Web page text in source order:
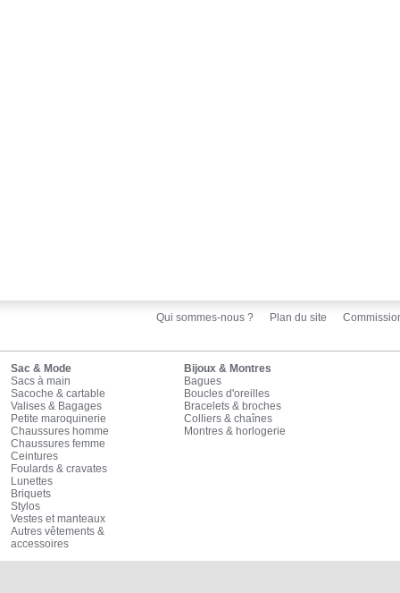
Qui sommes-nous ? Plan du site
Sac & Mode
Sacs à main
Sacoche & cartable
Valises & Bagages
Petite maroquinerie
Chaussures homme
Chaussures femme
Ceintures
Foulards & cravates
Lunettes
Briquets
Stylos
Vestes et manteaux
Autres vêtements &
accessoires
Bijoux & Montres
Bagues
Boucles d'oreilles
Bracelets & broches
Colliers & chaînes
Montres & horlogerie